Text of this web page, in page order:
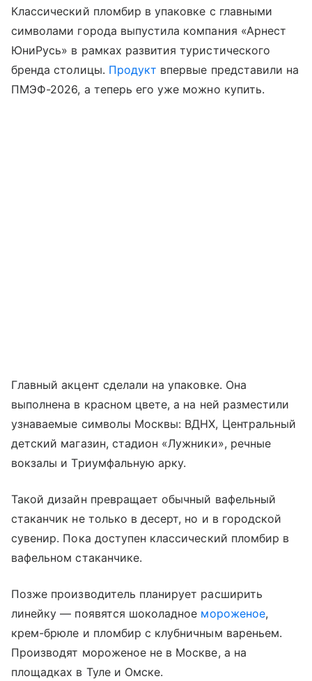
Классический пломбир в упаковке с главными
символами города выпустила компания «Арнест
ЮниРусь» в рамках развития туристического
бренда столицы. Продукт впервые представили на
ПМЭФ-2026, а теперь его уже можно купить.
Главный акцент сделали на упаковке. Она
выполнена в красном цвете, а на ней разместили
узнаваемые символы Москвы: ВДНХ, Центральный
детский магазин, стадион «Лужники», речные
вокзалы и Триумфальную арку.
Такой дизайн превращает обычный вафельный
стаканчик не только в десерт, но и в городской
сувенир. Пока доступен классический пломбир в
вафельном стаканчике.
Позже производитель планирует расширить
линейку — появятся шоколадное мороженое,
крем-брюле и пломбир с клубничным вареньем.
Производят мороженое не в Москве, а на
площадках в Туле и Омске.